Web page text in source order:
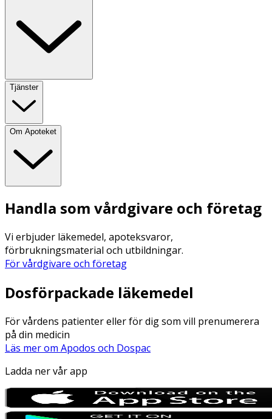
Tjänster
Om Apoteket
Handla som vårdgivare och företag
Vi erbjuder läkemedel, apoteksvaror,
förbrukningsmaterial och utbildningar.
För vårdgivare och företag
Dosförpackade läkemedel
För vårdens patienter eller för dig som vill prenumerera
på din medicin
Läs mer om Apodos och Dospac
Ladda ner vår app